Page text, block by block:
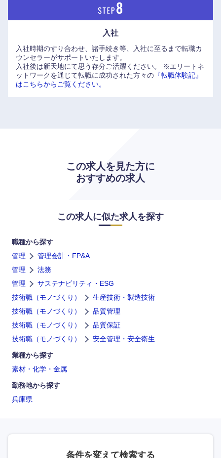
入社
入社時期のすり合わせ、諸手続き等、入社に至るまで転職カ
ウンセラーがサポートいたします。
入社後は新天地にて思う存分ご活躍ください。
※エリートネ
ットワークを通じて転職に成功された方々の 『転職体験記』
はこちらからご覧ください。
この求人を見た方に
おすすめの求人
この求人に似た求人を探す
職種から探す
管理
管理会計・FP&A
管理
法務
管理
サステナビリティ・ESG
技術職（モノづくり）
生産技術・製造技術
技術職（モノづくり）
品質管理
技術職（モノづくり）
品質保証
技術職（モノづくり）
安全管理・安全衛生
業種から探す
素材・化学・金属
勤務地から探す
兵庫県
条件を変えて検索する
鳥取県 島根県
岡山県 広島県
山口県 徳島県